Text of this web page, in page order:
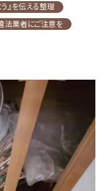
』を伝える整理
法業者にご注意を